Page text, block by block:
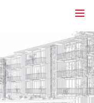
für: